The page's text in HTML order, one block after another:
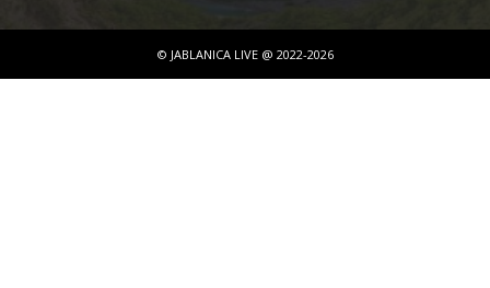
© JABLANICA LIVE @ 2022-2026